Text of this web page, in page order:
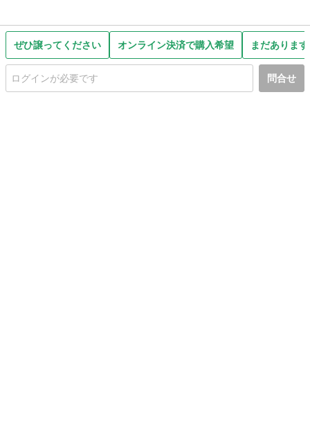
ぜひ譲ってください オンライン決済で購入希望 まだありま
問合せ